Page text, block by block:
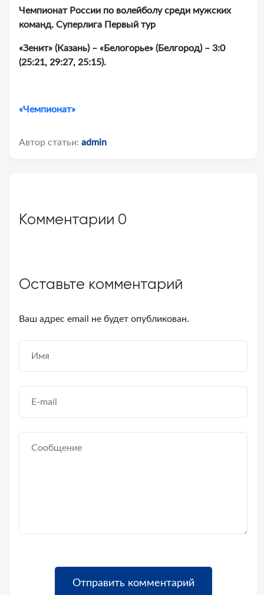
Чемпионат России по волейболу среди мужских
команд. Суперлига Первый тур
«Зенит» (Казань) – «Белогорье» (Белгород) – 3:0
(25:21, 29:27, 25:15).
«Чемпионат»
Автор статьи: admin
Комментарии 0
Оставьте комментарий
Ваш адрес email не будет опубликован.